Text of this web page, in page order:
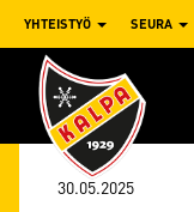
YHTEISTYÖ SEURA
30.05.2025